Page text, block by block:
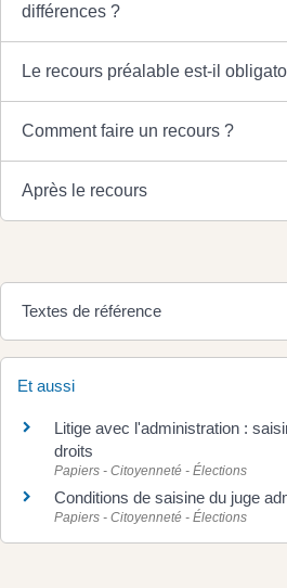
différences ?
Le recours préalable est-il
Comment faire un recours ?
Après le recours
Textes de référence
Et aussi
Litige avec l'administration :
droits
Papiers - Citoyenneté - Élections
Conditions de saisine du juge
Papiers - Citoyenneté - Élections